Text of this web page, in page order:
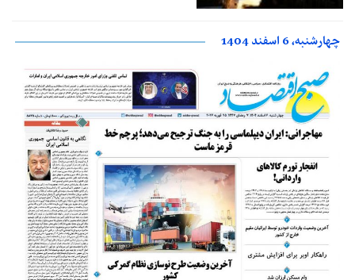
چهارشنبه، 6 اسفند 1404